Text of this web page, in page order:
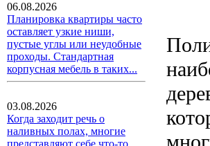
06.08.2026
Планировка квартиры часто
оставляет узкие ниши,
пустые углы или неудобные
проходы. Стандартная
корпусная мебель в таких...
03.08.2026
Когда заходит речь о
наливных полах, многие
представляют себе что-то